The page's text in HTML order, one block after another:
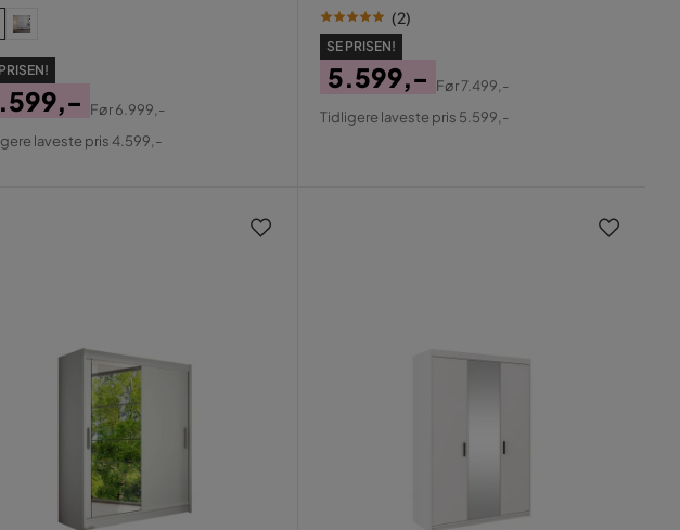
Før6.999,-
laveste pris 4.599,-
(2)
SE PRISEN!
Pris
5.599,-
Original
Før7.499,-
Tidligere laveste pris 5.599,-